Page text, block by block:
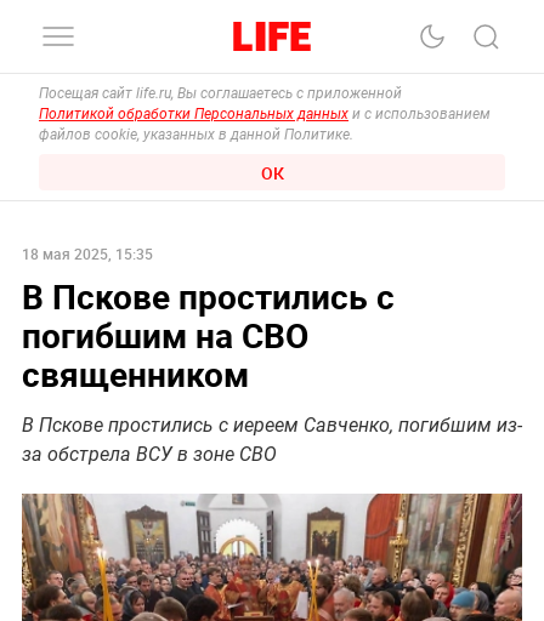
Посещая сайт life.ru, Вы соглашаетесь с приложенной
Политикой обработки Персональных данных и с использованием
файлов cookie, указанных в данной Политике.
ОК
18 мая 2025, 15:35
В Пскове простились с
погибшим на СВО
священником
В Пскове простились с иереем Савченко, погибшим из-
за обстрела ВСУ в зоне СВО